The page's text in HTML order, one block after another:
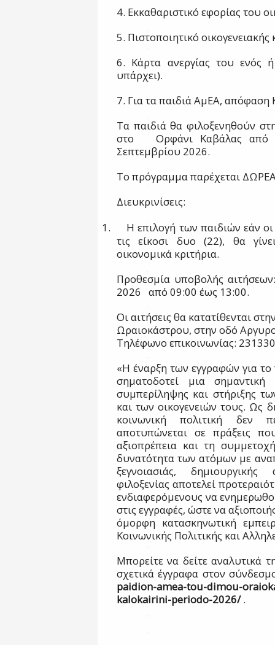
4. Εκκαθαριστικό εφορίας του
5. Πιστοποιητικό
6. Κάρτα ανεργίας του ενός
υπάρχει).
7. Για τα παιδιά ΑμΕΑ, απόφαση
Τα παιδιά θα φιλοξενηθούν
στο
Ορφάνι Καβάλας
Σεπτεμβρίου 2026.
Το πρόγραμμα παρέχεται
Διευκρινίσεις:
1.
Η επιλογή των παιδιών εάν
τις είκοσι δυο (22), θα
οικονομικά κριτήρια.
Προθεσμία υποβολής
2026
από 09:00 έως 13:00.
Οι αιτήσεις θα κατατίθενται
Ωραιοκάστρου, στην οδό
Τηλέφωνο επικοινωνίας:
«Η έναρξη των εγγραφών για
σηματοδοτεί μια σημαντική
συμπερίληψης και στήριξης
και των οικογενειών τους. Ως
κοινωνική πολιτική δεν
αποτυπώνεται σε πράξεις
αξιοπρέπεια και τη
δυνατότητα των ατόμων με
ξεγνοιασιάς,
φιλοξενίας αποτελεί
ενδιαφερόμενους να
στις εγγραφές, ώστε να
όμορφη κατασκηνωτική
Κοινωνικής Πολιτικής και
Μπορείτε να δείτε αναλυτικά
σχετικά έγγραφα στον
paidion-amea-tou-dimou-
kalokairini-periodo-2026/.